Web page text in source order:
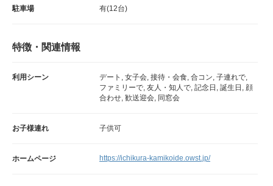
駐車場 有(12台)
特徴・関連情報
利用シーン
デート, 女子会, 接待・会食, 合コン, 子連れで,
ファミリーで, 友人・知人で, 記念日, 誕生日, 顔
合わせ, 歓送迎会, 同窓会
お子様連れ 子供可
ホームページ https://ichikura-kamikoide.owst.jp/